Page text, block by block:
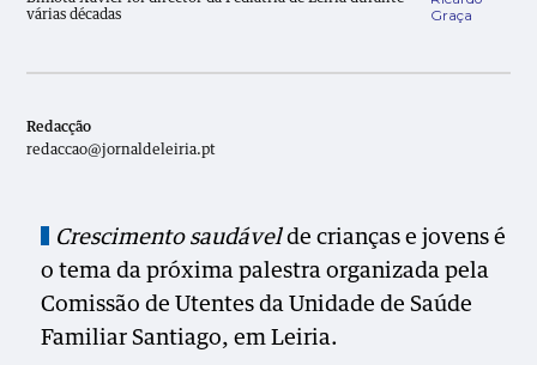
várias décadas
Graça
Redacção
redaccao@jornaldeleiria.pt
Crescimento saudávelde crianças e jovens é
o tema da próxima palestra organizada pela
Comissão de Utentes da Unidade de Saúde
Familiar Santiago, em Leiria.